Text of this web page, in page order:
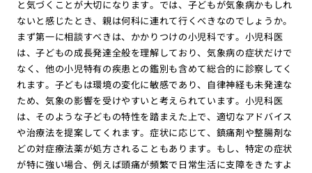
と気づくことが大切になります。では、子どもが気象病かもしれ
ないと感じたとき、親は何科に連れて行くべきなのでしょうか。
まず第一に相談すべきは、かかりつけの小児科です。小児科医
は、子どもの成長発達全般を理解しており、気象病の症状だけで
なく、他の小児特有の疾患との鑑別も含めて総合的に診察してく
れます。子どもは環境の変化に敏感であり、自律神経も未発達な
ため、気象の影響を受けやすいと考えられています。小児科医
は、そのような子どもの特性を踏まえた上で、適切なアドバイス
や治療法を提案してくれます。症状に応じて、鎮痛剤や整腸剤な
どの対症療法薬が処方されることもあります。もし、特定の症状
が特に強い場合、例えば頭痛が頻繁で日常生活に支障をきたすよ